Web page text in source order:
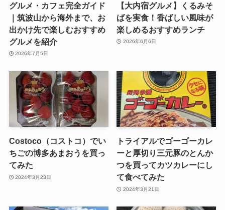
グルメ・カフェ完全ガイド
｜筑波山から海外まで、お
出かけ先で楽しむおすすめ
グルメを紹介
2026年7月5日
【大内宿グルメ】くるみそ
ばを実食！香ばしい風味が
楽しめるおすすめランチ
2026年6月6日
Costoco（コストコ）でい
ちごの博多あまおうを買っ
てみた
2024年3月23日
トライアルでゴーゴーカレ
ーと厚切り三元豚のとんか
つを買ってカツカレーにし
て食べてみた
2024年3月21日